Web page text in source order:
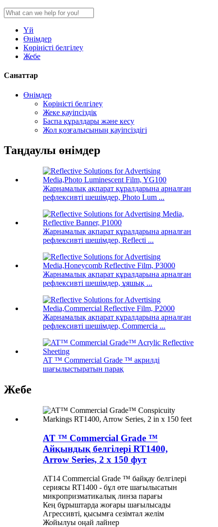
Үй
Өнімдер
Көріністі белгілеу
Жебе
Санаттар
Өнімдер
Көріністі белгілеу
Жеке қауіпсіздік
Баспа құралдары және кесу
Жол қозғалысының қауіпсіздігі
Таңдаулы өнімдер
Жарнамалық ақпарат құралдарына арналған
рефлексивті шешімдер, Photo Lum ...
Жарнамалық ақпарат құралдарына арналған
рефлексивті шешімдер, Reflecti ...
Жарнамалық ақпарат құралдарына арналған
рефлексивті шешімдер, ұяшық ...
Жарнамалық ақпарат құралдарына арналған
рефлексивті шешімдер, Commercia ...
AT ™ Commercial Grade ™ акрилді
шағылыстыратын парақ
Жебе
AT ™ Commercial Grade ™
Айқындық белгілері RT1400,
Arrow Series, 2 x 150 фут
AT14 Commercial Grade ™ байқау белгілері
сериясы RT1400 - бұл өте шағылысатын
микропризматикалық линза парағы
Кең бұрыштарда жоғары шағылысады
Агрессивті, қысымға сезімтал желім
Жойылуы оңай лайнер